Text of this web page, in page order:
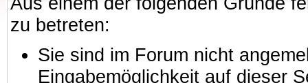
zu betreten:
Sie sind im Forum nicht
Eingabemöglichkeit auf dieser